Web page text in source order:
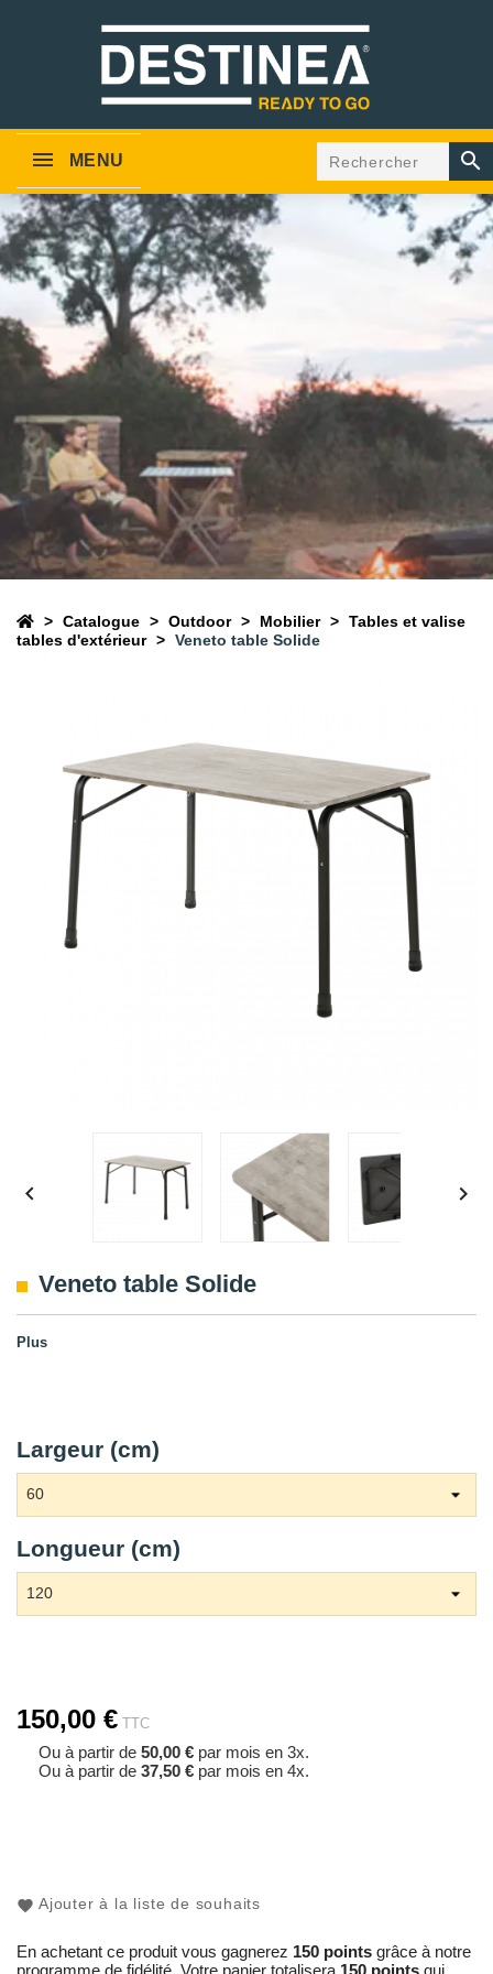
MENU 
Catalogue Outdoor Mobilier
Tables et valise
tables d'extérieur
Veneto table Solide
 
Veneto table Solide
Plus
Largeur (cm)
Longueur (cm)
150,00 € TTC
Ou à partir de 50,00 € par mois en 3x.
Ou à partir de 37,50 € par mois en 4x.
Ajouter à la liste de souhaits
En achetant ce produit vous gagnerez 150 points grâce à notre